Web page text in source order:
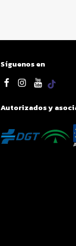
Síguenos en
Autorizados y